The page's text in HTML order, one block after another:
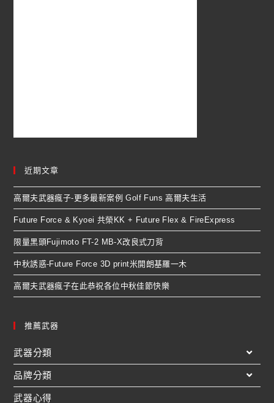
近期文章
高爾夫武器瘋子-更多最新案例 Golf Funs 高爾夫生活
Future Force & Kyoei 共榮KK + Future Flex & FireExpress
限量黑頭Fujimoto FT-2 MB-X改良式刀背
中秋誘惑-Future Force 3D print米開朗基羅一木
高爾夫武器瘋子在此恭祝各位中秋佳節快樂
推薦武器
武器分類
品牌分類
武器心得